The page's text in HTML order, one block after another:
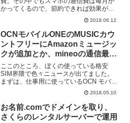
かってくるので、節約できれば効果が大
きい。今すぐにでも節約できるカテゴリ
なので、まだ、docomo、au、SoftBank
を利用中なら一度乗り換えを検討してみ
ることをお...
2018.06.12
OCNモバイルONEのMUSICカウ
ントフリーにAmazonミュージッ
クが追加とか、mineoの通信最適
化問題とか。
ここのところ、ぼくの使っている格安
SIM界隈で色々ニュースが出てました。
まずは、仕事用に使っているOCN モバイ
ル ONEには朗報◾️MUSICカウントフリー
トライアル｜2018年5月12日からAmazon
Musicも対象に。今週の土曜か...
2018.05.10
お名前.comでドメインを取り、
さくらのレンタルサーバーで運用